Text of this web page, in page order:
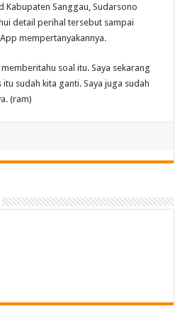
Kabupaten Sanggau, Sudarsono
detail perihal tersebut sampai
mempertanyakannya.
soal itu. Saya sekarang
sudah kita ganti. Saya juga sudah
(ram)